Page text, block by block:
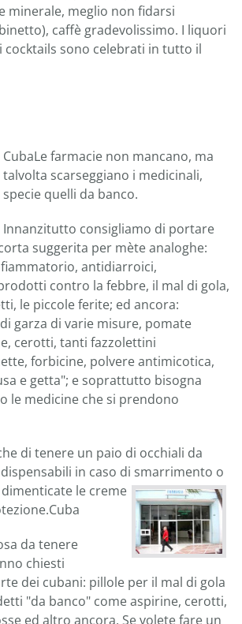
minerale, meglio non fidarsi
caffè gradevolissimo. I liquori
cocktails sono celebrati in tutto il
CubaLe farmacie non mancano, ma
talvolta scarseggiano i medicinali,
specie quelli da banco.
Innanzitutto consigliamo di portare
suggerita per mète analoghe:
antidiarroici,
contro la febbre, il mal di gola,
le piccole ferite; ed ancora:
garza di varie misure, pomate
cerotti, tanti fazzolettini
forbicine, polvere antimicotica,
e getta"; e soprattutto bisogna
le medicine che si prendono
di tenere un paio di occhiali da
in caso di smarrimento o
dimenticate le creme
da tenere
chiesti
dei cubani: pillole per il mal di gola
"da banco" come aspirine, cerotti,
ed altro ancora. Se volete fare un